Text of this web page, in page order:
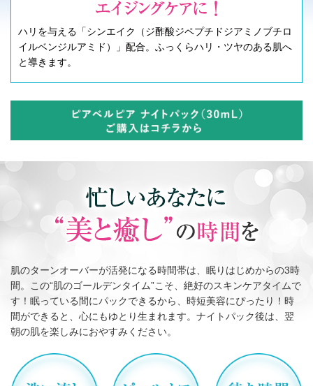
ハリを与える「シンエイク（ジ酢酸ジペプチドジアミノブチロ
イルベンジルアミド）」配合。ふっくらハリ・ツヤのある肌へ
と導きます。
肌のターンオーバーが活発になる時間帯は、眠りはじめからの3時
間。この“肌のゴールデンタイム”こそ、絶好のスキンケアタイムで
す！眠っている間にパックできるから、時短美容にぴったり！時
間ができると、心にもゆとり生まれます。ナイトパック後は、翌
朝の肌を楽しみにおやすみください。